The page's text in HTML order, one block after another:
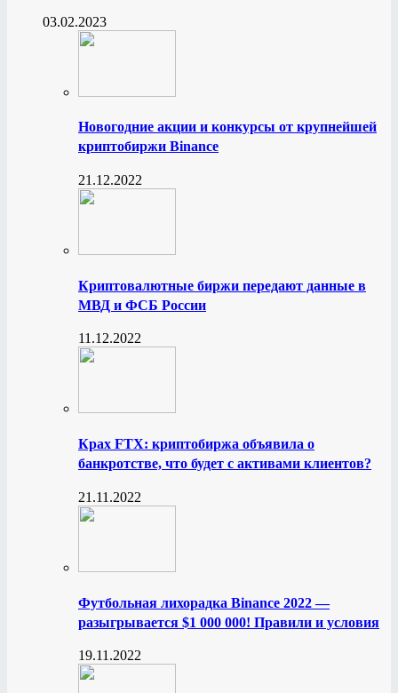
03.02.2023
Новогодние акции и конкурсы от крупнейшей
криптобиржи Binance
21.12.2022
Криптовалютные биржи передают данные в
МВД и ФСБ России
11.12.2022
Крах FTX: криптобиржа объявила о
банкротстве, что будет с активами клиентов?
21.11.2022
Футбольная лихорадка Binance 2022 —
разыгрывается $1 000 000! Правили и условия
19.11.2022